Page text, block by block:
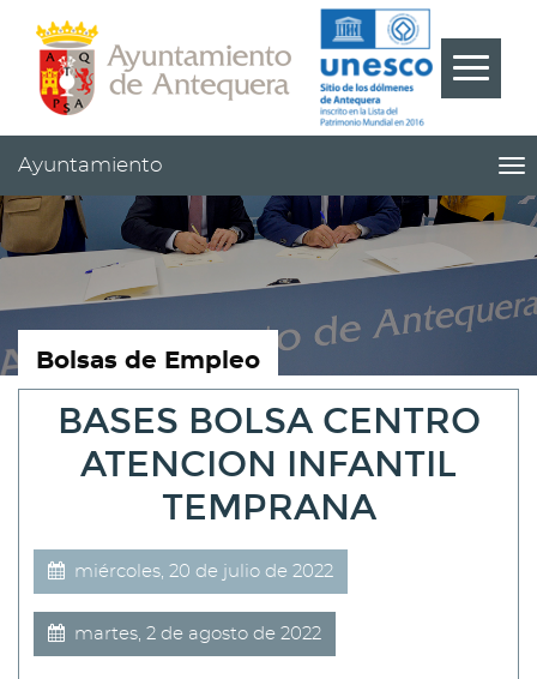
Cabecera
Pie
Menú
???
|
Ayuntamiento
Bolsas de Empleo
BASES BOLSA CENTRO
ATENCION INFANTIL
TEMPRANA
miércoles, 20 de julio de 2022
martes, 2 de agosto de 2022